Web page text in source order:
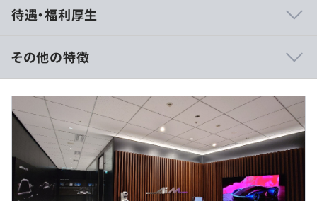
・セミナー参加有
ノートPCとモニタの他、担当いただくプロジェクトに応
じてワークステーションなどを支給します。
プロジェクトごとに選択
待遇・福利厚生
■賃金形態：月給制／年俸制（年俸を12分割）
■賃金の決定方法：当社規定により決定いたします
（※ 想定年収は年収提示額を保証するものではありません）
その他の特徴